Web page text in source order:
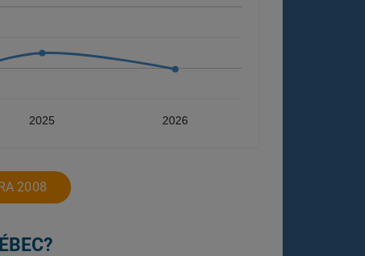
2025 2026
2008